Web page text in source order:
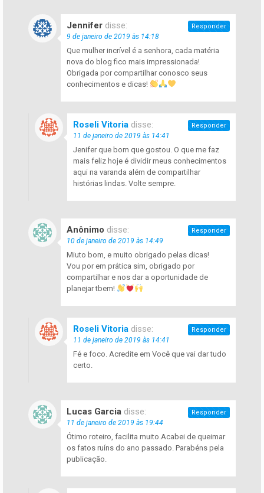
Jennifer disse:
9 de janeiro de 2019 às 14:18
Que mulher incrível é a senhora, cada matéria
nova do blog fico mais impressionada!
Obrigada por compartilhar conosco seus
conhecimentos e dicas!
Responder
Roseli Vitoria disse:
11 de janeiro de 2019 às 14:41
Jenifer que bom que gostou. O que me faz
mais feliz hoje é dividir meus conhecimentos
aqui na varanda além de compartilhar
histórias lindas. Volte sempre.
Responder
Anônimo disse:
10 de janeiro de 2019 às 14:49
Miuto bom, e muito obrigado pelas dicas!
Vou por em prática sim, obrigado por
compartilhar e nos dar a oportunidade de
planejar tbem!
Responder
Roseli Vitoria disse:
11 de janeiro de 2019 às 14:41
Fé e foco. Acredite em Você que vai dar tudo
certo.
Responder
Lucas Garcia disse:
11 de janeiro de 2019 às 19:44
Ótimo roteiro, facilita muito.Acabei de queimar
os fatos ruíns do ano passado. Parabéns pela
publicação.
Responder